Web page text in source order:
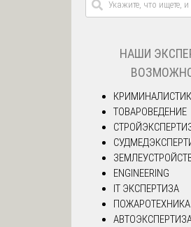
НАШИ
ТОВАРОВЕДЕНИЕ
ENGINEERING
IT ЭКСПЕРТИЗА
ПОЖАРОТЕХНИКА